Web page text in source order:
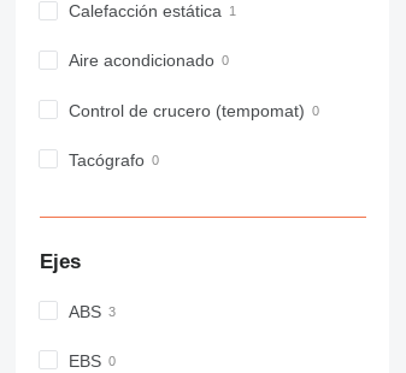
Calefacción estática
Aire acondicionado
Control de crucero (tempomat)
Tacógrafo
Ejes
ABS
EBS